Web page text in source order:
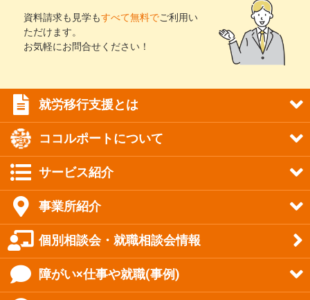
資料請求も見学もすべて無料でご利用い
ただけます。
お気軽にお問合せください！
就労移行支援とは
ココルポートについて
サービス紹介
事業所紹介
個別相談会・就職相談会情報
障がい×仕事や就職(事例)